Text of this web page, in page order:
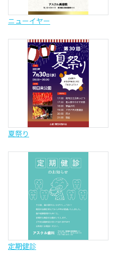
ニューイヤー
夏祭り
定期健診